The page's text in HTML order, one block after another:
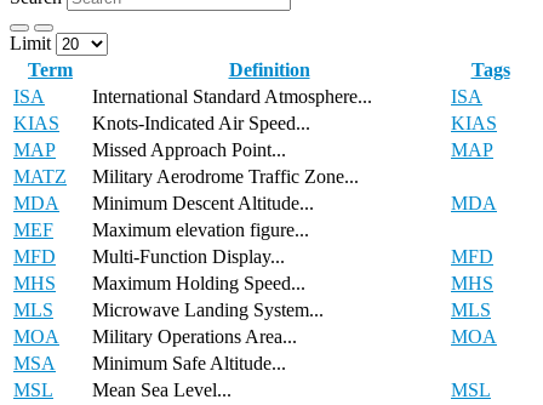
Limit
Term
Definition
Tags
ISA
International Standard Atmosphere...
ISA
KIAS
Knots-Indicated Air Speed...
KIAS
MAP
Missed Approach Point...
MAP
MATZ
Military Aerodrome Traffic Zone...
MDA
Minimum Descent Altitude...
MDA
MEF
Maximum elevation figure...
MFD
Multi-Function Display...
MFD
MHS
Maximum Holding Speed...
MHS
MLS
Microwave Landing System...
MLS
MOA
Military Operations Area...
MOA
MSA
Minimum Safe Altitude...
MSL
Mean Sea Level...
MSL